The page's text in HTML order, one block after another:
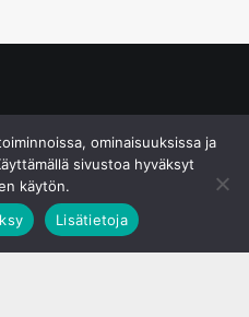
ominaisuuksissa ja
sivustoa hyväksyt
käytön.
Lisätietoja